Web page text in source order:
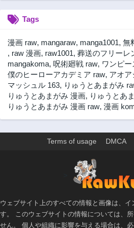
Tags
漫画 raw, mangaraw, manga1001, 無
, raw 漫画, raw1001, 葬送のフリーレ
mangakoma, 呪術廻戦 raw, ワンピ
僕のヒーローアカデミア raw, アオア
マッシュル 163, りゅうとあまがみ
りゅうとあまがみ 漫画, りゅうとあ
りゅうとあまがみ 漫画 raw, 漫画
Terms of usage DMCA
ウェブサイト上のすべての情報と画像は、イ
す。 このウェブサイトの情報については、
せん。 個人や組織に影響を与える場合は、